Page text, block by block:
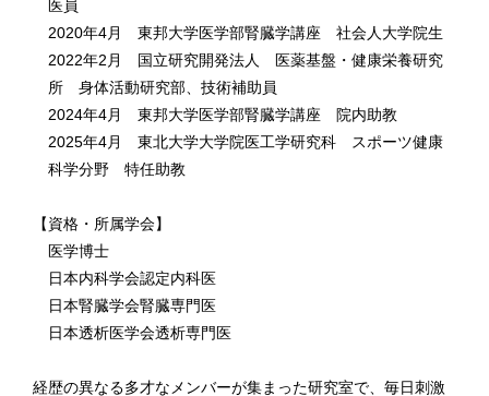
医員
2020年4月 東邦大学医学部腎臓学講座 社会人大学院生
2022年2月 国立研究開発法人 医薬基盤・健康栄養研究
所 身体活動研究部、技術補助員
2024年4月 東邦大学医学部腎臓学講座 院内助教
2025年4月 東北大学大学院医工学研究科 スポーツ健康
科学分野 特任助教
【資格・所属学会】
医学博士
日本内科学会認定内科医
日本腎臓学会腎臓専門医
日本透析医学会透析専門医
経歴の異なる多才なメンバーが集まった研究室で、毎日刺激